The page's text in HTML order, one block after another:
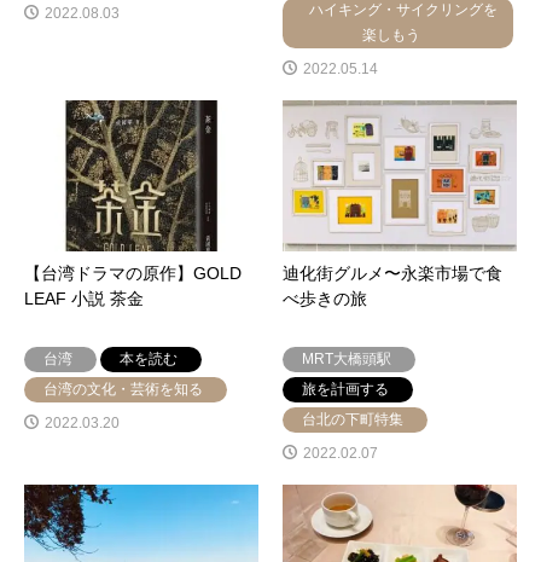
2022.08.03
ハイキング・サイクリングを
楽しもう
2022.05.14
【台湾ドラマの原作】GOLD
LEAF 小説 茶金
台湾
本を読む
台湾の文化・芸術を知る
2022.03.20
迪化街グルメ〜永楽市場で食
べ歩きの旅
MRT大橋頭駅
旅を計画する
台北の下町特集
2022.02.07